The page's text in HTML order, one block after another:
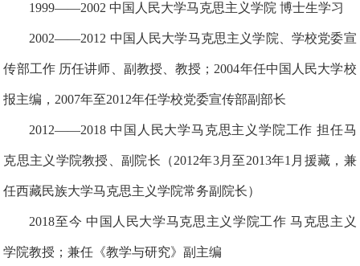
1999——2002 中国人民大学马克思主义学院 博士生学习
2002——2012 中国人民大学马克思主义学院、学校党委宣
传部工作 历任讲师、副教授、教授； 2004年任中国人民大学校
报主编， 2007年至2012年任学校党委宣传部副部长
2012——2018 中国人民大学马克思主义学院工作 担任马
克思主义学院教授、副院长（2012年3月至2013年1月援藏，兼
任西藏民族大学马克思主义学院常务副院长）
2018至今 中国人民大学马克思主义学院工作 马克思主义
学院教授 ；兼任《教学与研究》副主编